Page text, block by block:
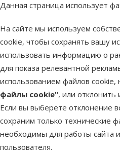
Данная страница использует
На сайте мы используем
cookie, чтобы сохранять вашу
использовать информацию о
для показа релевантной
использованием файлов cookie,
файлы cookie", или отклонить
Если вы выберете отклонение
сохраним только технические
необходимы для работы сайта
пользователя.
Другие
Вольер для птиц – Savic Canberra
Описание
В начало страницы
superzoo.product.detail.content
Вольер для птиц – Savic Canberra
Стильный вольер усиленной
подходит для содержания в нем
какаду, жако, амазонов и